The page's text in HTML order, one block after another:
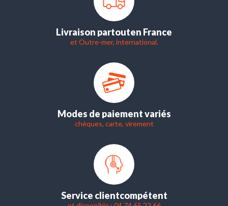
Livraison partouten France
et Outre-mer, international.
Modes de paiement variés
chèques, carte, virement
Service clientcompétent